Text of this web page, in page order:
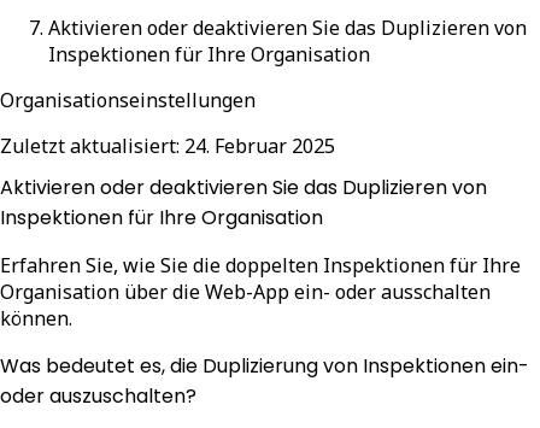
Aktivieren oder deaktivieren Sie das Duplizieren von
Inspektionen für Ihre Organisation
Organisationseinstellungen
Zuletzt aktualisiert: 24. Februar 2025
Aktivieren oder deaktivieren Sie das Duplizieren von
Inspektionen für Ihre Organisation
Erfahren Sie, wie Sie die doppelten Inspektionen für Ihre
Organisation über die Web-App ein- oder ausschalten
können.
Was bedeutet es, die Duplizierung von Inspektionen ein-
oder auszuschalten?